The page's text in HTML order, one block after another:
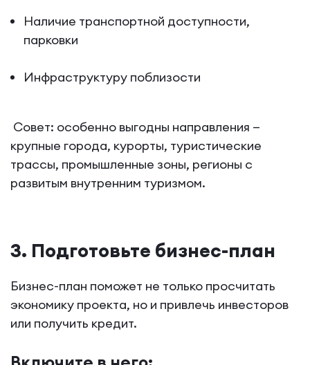
Наличие транспортной доступности,
парковки
Инфраструктуру поблизости
Совет: особенно выгодны направления —
крупные города, курорты, туристические
трассы, промышленные зоны, регионы с
развитым внутренним туризмом.
3. Подготовьте бизнес-план
Бизнес-план поможет не только просчитать
экономику проекта, но и привлечь инвесторов
или получить кредит.